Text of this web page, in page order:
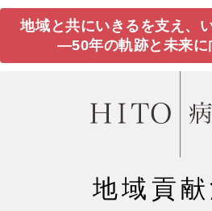
地域と共にいきるを支え、
―50年の軌跡と未来
地域貢